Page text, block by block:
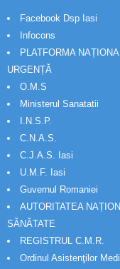
Facebook Dsp Iasi
Infocons
PLATFORMA
URGENȚĂ
O.M.S
Ministerul Sanatatii
I.N.S.P.
C.N.A.S.
C.J.A.S. Iasi
U.M.F. Iasi
Guvernul Romaniei
AUTORITATEA
SĂNĂTATE
REGISTRUL C.M.R.
Ordinul Asistenţilor